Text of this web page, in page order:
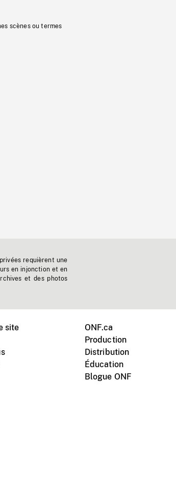
scènes ou termes
requièrent une
en injonction et en
et des photos
site
ONF.ca
Production
Distribution
Éducation
Blogue ONF